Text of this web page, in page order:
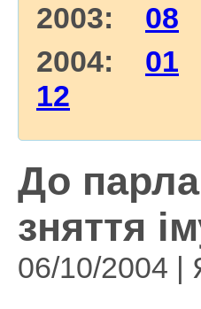
2003: 08
2004: 01
12
До
зняття
06/10/2004 |